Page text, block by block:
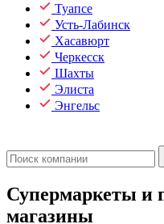
Туапсе
Усть-Лабинск
Хасавюрт
Черкесск
Шахты
Элиста
Энгельс
Супермаркеты и
магазины